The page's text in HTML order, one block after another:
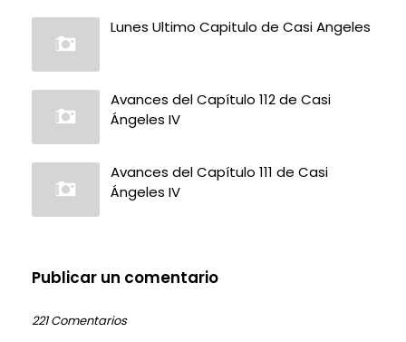
Lunes Ultimo Capitulo de Casi Angeles
Avances del Capítulo 112 de Casi
Ángeles IV
Avances del Capítulo 111 de Casi
Ángeles IV
Publicar un comentario
221 Comentarios